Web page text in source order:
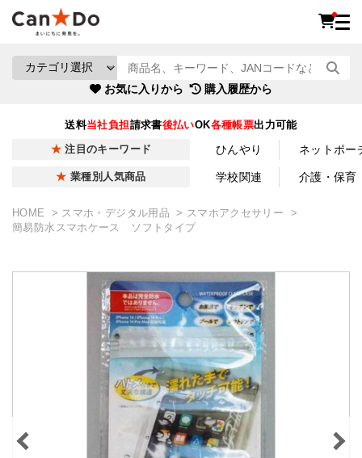
お気に入りから 購入履歴から
送料当社負担請求書後払いOK各種帳票出力可能
注目のキーワード ひんやり ネットポー
業種別人気商品 学校関連 介護・保育
HOME スマホ・デジタル用品
スマホアクセサリー
簡易防水スマホケース ソフトタイプ